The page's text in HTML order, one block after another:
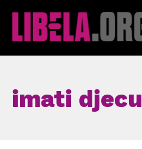
imati djecu